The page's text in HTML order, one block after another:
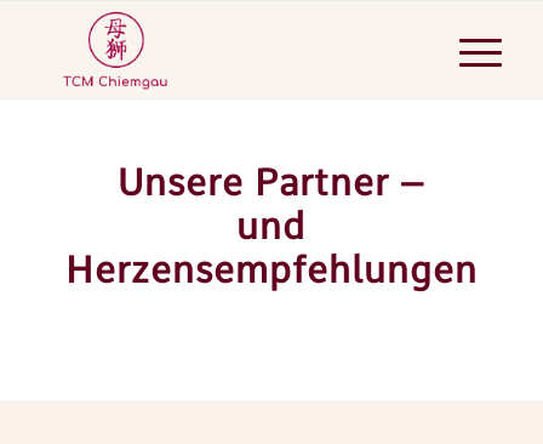
Unsere Partner –
und
Herzensempfehlungen